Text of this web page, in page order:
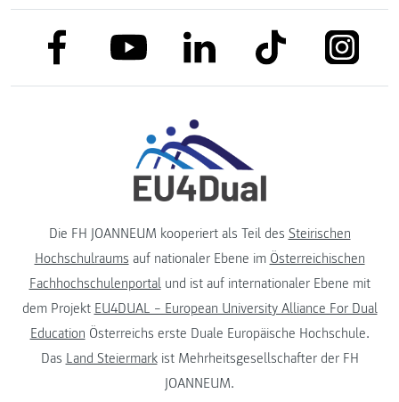
link to facebooklink to youtubelink to linkedinlink to tiktok
Die FH JOANNEUM kooperiert als Teil des Steirischen
Hochschulraums auf nationaler Ebene im Österreichischen
Fachhochschulenportalund ist auf internationaler Ebene mit
dem Projekt EU4DUAL – European University Alliance For Dual
Education Österreichs erste Duale Europäische Hochschule.
Das Land Steiermarkist Mehrheitsgesellschafter der FH
JOANNEUM.